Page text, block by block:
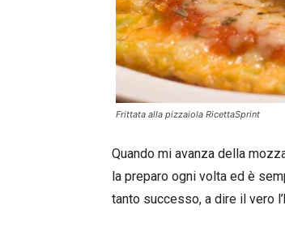
Frittata alla pizzaiola RicettaSprint
Quando mi avanza della
la preparo ogni volta ed è
tanto successo, a dire il vero